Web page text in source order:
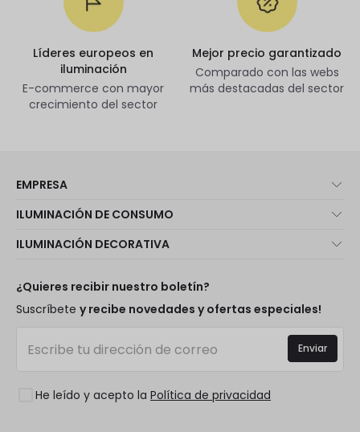
Líderes europeos en
iluminación
E-commerce con mayor
crecimiento del sector
Mejor precio garantizado
Comparado con las webs
más destacadas del sector
EMPRESA
Atención al cliente
Métodos de envío
¿Eres profesional?
Tiendas
Preguntas frecuentes
Iniciar sesión
ILUMINACIÓN DE CONSUMO
Marcas
Presupuestos
Iluminación para empresas
ILUMINACIÓN DECORATIVA
Top Marcas
Espacios
Colecciones
LoveYouGreen
¿Quieres recibir nuestro boletín?
Suscríbete y recibe novedades y ofertas especiales!
He leído y acepto la Política de privacidad
Enviar